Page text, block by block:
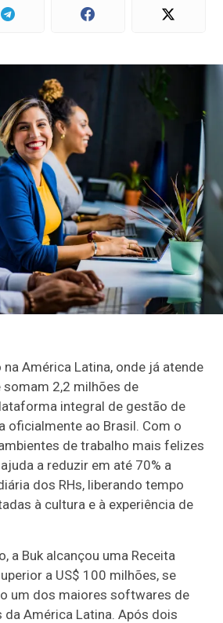
América Latina, onde já atende
2,2 milhões de
integral de gestão de
oficialmente ao Brasil. Com o
de trabalho mais felizes
a reduzir em até 70% a
dos RHs, liberando tempo
à cultura e à experiência de
a Buk alcançou uma Receita
a US$ 100 milhões, se
um dos maiores softwares de
América Latina. Após dois